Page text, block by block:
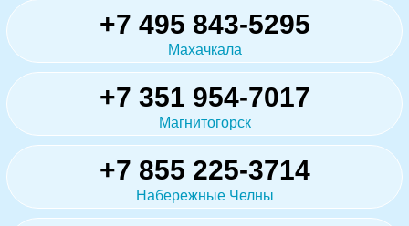
+7 495 843-5295
Махачкала
+7 351 954-7017
Магнитогорск
+7 855 225-3714
Набережные Челны